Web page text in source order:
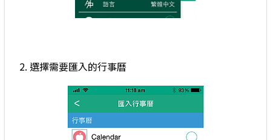
2. 選擇需要匯入的行事曆